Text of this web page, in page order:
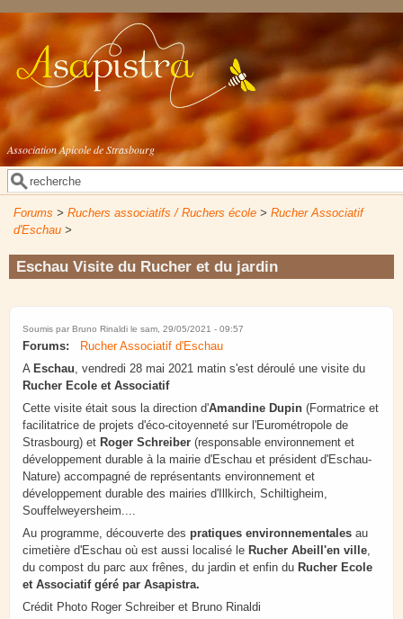
Aller au contenu principal
Association Apicole de Strasbourg
Formulaire de recherche
Rechercher
Forums > Ruchers associatifs / Ruchers école > Rucher Associatif
d'Eschau >
Eschau Visite du Rucher et du jardin
Soumis par Bruno Rinaldi le sam, 29/05/2021 - 09:57
Forums:
Rucher Associatif d'Eschau
A Eschau, vendredi 28 mai 2021 matin s'est déroulé une visite du
Rucher Ecole et Associatif
Cette visite était sous la direction d'Amandine Dupin (Formatrice et
facilitatrice de projets d'éco-citoyenneté sur l'Eurométropole de
Strasbourg) et Roger Schreiber (responsable environnement et
développement durable à la mairie d'Eschau et président d'Eschau-
Nature) accompagné de représentants environnement et
développement durable des mairies d'Illkirch, Schiltigheim,
Souffelweyersheim....
Au programme, découverte des pratiques environnementales au
cimetière d'Eschau où est aussi localisé le Rucher Abeill'en ville,
du compost du parc aux frênes, du jardin et enfin du Rucher Ecole
et Associatif géré par Asapistra.
Crédit Photo Roger Schreiber et Bruno Rinaldi